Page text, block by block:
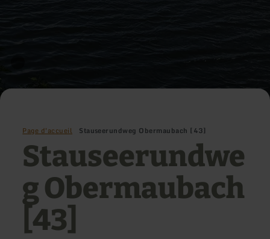
Page d'accueil Stauseerundweg Obermaubach [43]
Stauseerundwe
g Obermaubach
[43]